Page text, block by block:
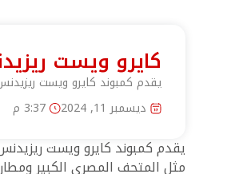
كايرو ويست
يقدم كمبوند كايرو ويست
ديسمبر 11, 2024
3:37 م
يقدم كمبوند كايرو ويست
مثل المتحف المصري الكبير